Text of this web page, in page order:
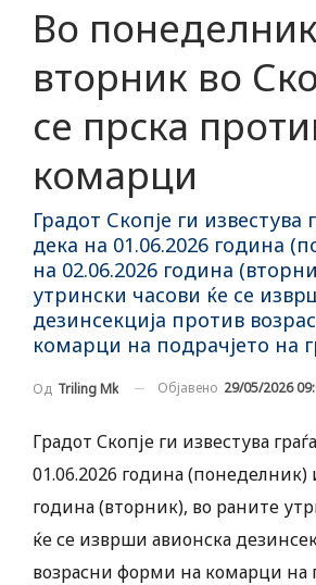
Во
вторник во
се прска
комарци
Градот Скопје ги известува
дека на 01.06.2026 година
на 02.06.2026 година
утрински часови ќе се
дезинсекција против
комарци на подрачјето на
Од Triling Mk Објавено 29/05/2026
Градот Скопје ги известува
01.06.2026 година (понеделник)
година (вторник), во раните
ќе се изврши авионска
возрасни форми на комарци на